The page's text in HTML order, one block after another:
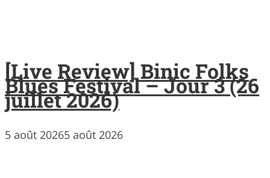
[Live Review] Binic Folks
Blues Festival – Jour 3 (26
juillet 2026)
5 août 20265 août 2026